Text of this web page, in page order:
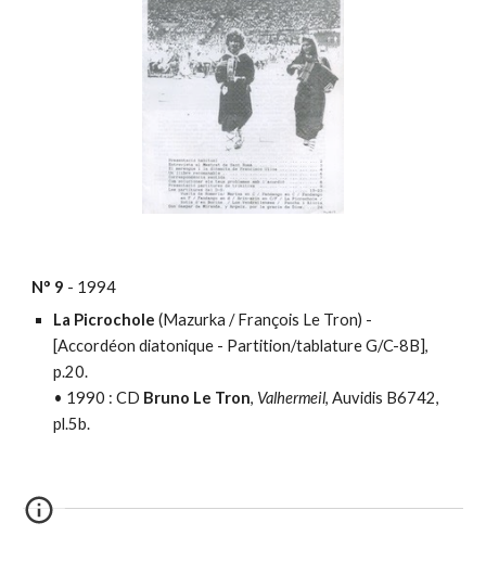
N° 9 - 1994
La Picrochole (Mazurka / François Le Tron) -
[Accordéon diatonique - Partition/tablatureG/C-8B],
p.20.
• 1990 :CD Bruno Le Tron, Valhermeil, Auvidis B6742,
pl.5b.